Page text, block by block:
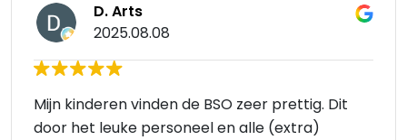
D. Arts
2025.08.08
Mijn kinderen vinden de BSO zeer prettig. Dit
door het leuke personeel en alle (extra)